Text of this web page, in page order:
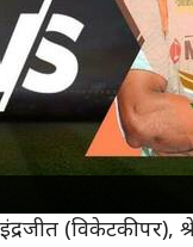
केएल राहुल
(विकेटकीपर),